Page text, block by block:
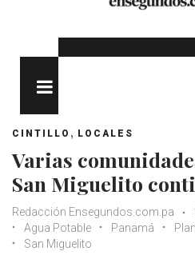
CINTILLO , LOCALES
Varias
San Miguelito
Redacción Ensegundos.com.pa
Agua Potable
Panamá
San Miguelito